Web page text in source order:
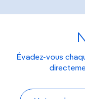
Évadez-vous